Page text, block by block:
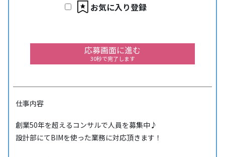
お気に入り登録
応募画面に進む
30秒で完了します
仕事内容
創業50年を超えるコンサルで人員を募集中♪
設計部にてBIMを使った業務に対応頂きます！